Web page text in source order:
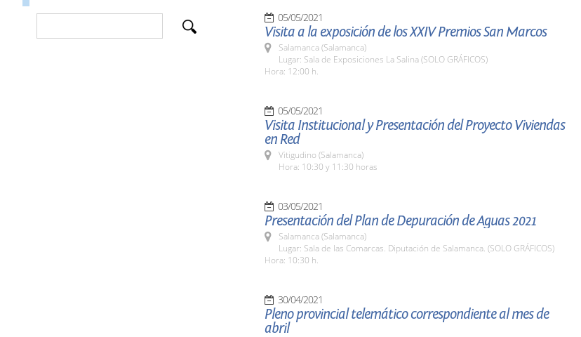
05/05/2021
Visita a la exposición de los XXIV Premios San Marcos
Salamanca (Salamanca)
Lugar: Sala de Exposiciones La Salina (SOLO GRÁFICOS)
Hora: 12:00 h.
05/05/2021
Visita Institucional y Presentación del Proyecto Viviendas
en Red
Vitigudino (Salamanca)
Hora: 10:30 y 11:30 horas
03/05/2021
Presentación del Plan de Depuración de Aguas 2021
Salamanca (Salamanca)
Lugar: Sala de las Comarcas. Diputación de Salamanca. (SOLO GRÁFICOS)
Hora: 10:30 h.
30/04/2021
Pleno provincial telemático correspondiente al mes de
abril